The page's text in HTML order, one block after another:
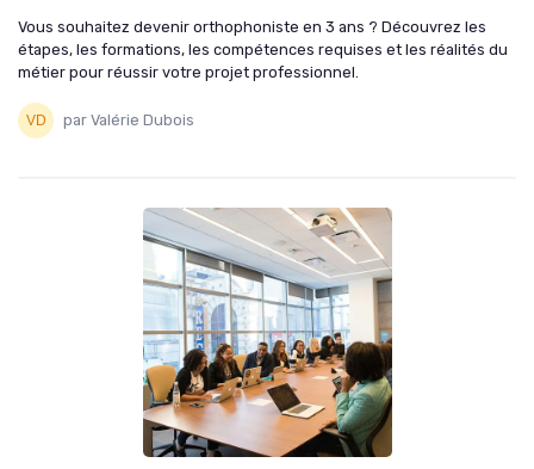
Vous souhaitez devenir orthophoniste en 3 ans ? Découvrez les
étapes, les formations, les compétences requises et les réalités du
métier pour réussir votre projet professionnel.
par Valérie Dubois